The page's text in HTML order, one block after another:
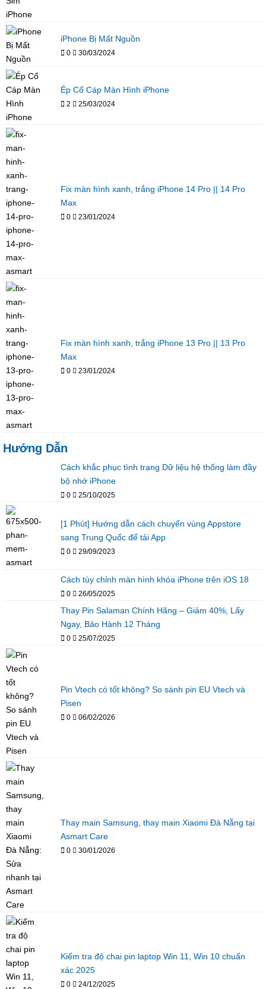
iPhone Bị Mất Nguồn
0 30/03/2024
Ép Cổ Cáp Màn Hình iPhone
2 25/03/2024
Fix màn hình xanh, trắng iPhone 14 Pro || 14 Pro
Max
0 23/01/2024
Fix màn hình xanh, trắng iPhone 13 Pro || 13 Pro
Max
0 23/01/2024
Hướng Dẫn
Cách khắc phục tình trạng Dữ liệu hệ thống làm đầy
bộ nhớ iPhone
0 25/10/2025
[1 Phút] Hướng dẫn cách chuyển vùng Appstore
sang Trung Quốc để tải App
0 29/09/2023
Cách tùy chỉnh màn hình khóa iPhone trên iOS 18
0 26/05/2025
Thay Pin Salaman Chính Hãng – Giảm 40%, Lấy
Ngay, Bảo Hành 12 Tháng
0 25/07/2025
Pin Vtech có tốt không? So sánh pin EU Vtech và
Pisen
0 06/02/2026
Thay main Samsung, thay main Xiaomi Đà Nẵng tại
Asmart Care
0 30/01/2026
Kiểm tra độ chai pin laptop Win 11, Win 10 chuẩn
xác 2025
0 24/12/2025